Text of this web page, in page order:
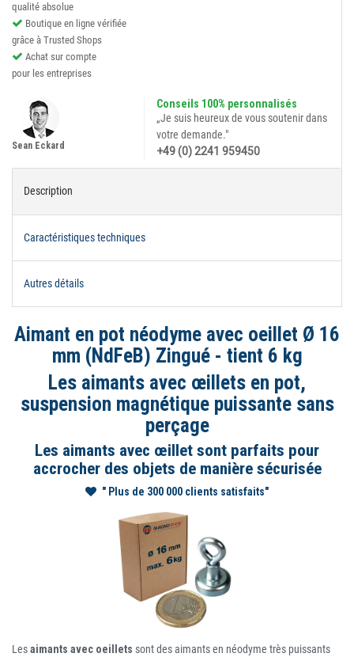
qualité absolue
Boutique en ligne vérifiée
grâce à Trusted Shops
Achat sur compte
pour les entreprises
Conseils 100% personnalisés
„Je suis heureux de vous soutenir dans
votre demande."
+49 (0) 2241 959450
Sean Eckard
Description
Caractéristiques techniques
Autres détails
Aimant en pot néodyme avec oeillet Ø 16
mm (NdFeB) Zingué - tient 6 kg
Les aimants avec œillets en pot,
suspension magnétique puissante sans
perçage
Les aimants avec œillet sont parfaits pour
accrocher des objets de manière sécurisée
" Plus de 300 000 clients satisfaits"
Lesaimants avec oeillets sont des aimants en néodyme très puissants